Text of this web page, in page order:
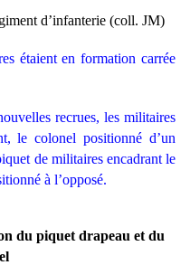
d’infanterie (coll. JM)
étaient en formation carrée
recrues, les militaires
le colonel positionné d’un
de militaires encadrant le
à l’opposé.
du piquet drapeau et du